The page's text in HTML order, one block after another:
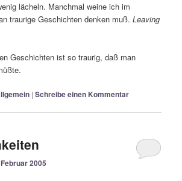
lächeln. Manchmal weine ich im
traurige Geschichten denken muß.Leaving
Geschichten ist so traurig, daß man
|Schreibe einen Kommentar
2005